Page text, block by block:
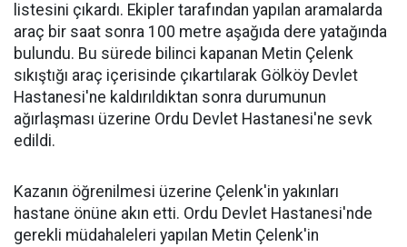
listesini çıkardı. Ekipler tarafından yapılan aramalarda
araç bir saat sonra 100 metre aşağıda dere yatağında
bulundu. Bu sürede bilinci kapanan Metin Çelenk
sıkıştığı araç içerisinde çıkartılarak Gölköy Devlet
Hastanesi'ne kaldırıldıktan sonra durumunun
ağırlaşması üzerine Ordu Devlet Hastanesi'ne sevk
edildi.
Kazanın öğrenilmesi üzerine Çelenk'in yakınları
hastane önüne akın etti. Ordu Devlet Hastanesi'nde
gerekli müdahaleleri yapılan Metin Çelenk'in